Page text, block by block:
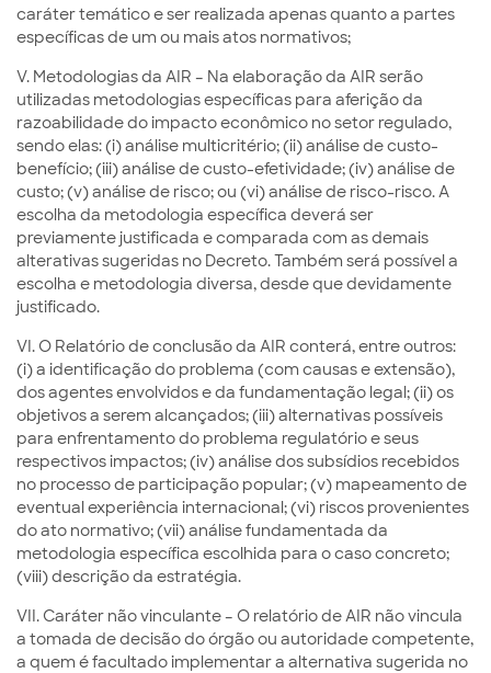
caráter temático e ser realizada apenas quanto a partes
específicas de um ou mais atos normativos;
V. Metodologias da AIR – Na elaboração da AIR serão
utilizadas metodologias específicas para aferição da
razoabilidade do impacto econômico no setor regulado,
sendo elas: (i) análise multicritério; (ii) análise de custo-
benefício; (iii) análise de custo-efetividade; (iv) análise de
custo; (v) análise de risco; ou (vi) análise de risco-risco. A
escolha da metodologia específica deverá ser
previamente justificada e comparada com as demais
alterativas sugeridas no Decreto. Também será possível a
escolha e metodologia diversa, desde que devidamente
justificado.
VI. O Relatório de conclusão da AIR conterá, entre outros:
(i) a identificação do problema (com causas e extensão),
dos agentes envolvidos e da fundamentação legal; (ii) os
objetivos a serem alcançados; (iii) alternativas possíveis
para enfrentamento do problema regulatório e seus
respectivos impactos; (iv) análise dos subsídios recebidos
no processo de participação popular; (v) mapeamento de
eventual experiência internacional; (vi) riscos provenientes
do ato normativo; (vii) análise fundamentada da
metodologia específica escolhida para o caso concreto;
(viii) descrição da estratégia.
VII. Caráter não vinculante – O relatório de AIR não vincula
a tomada de decisão do órgão ou autoridade competente,
a quem é facultado implementar a alternativa sugerida no